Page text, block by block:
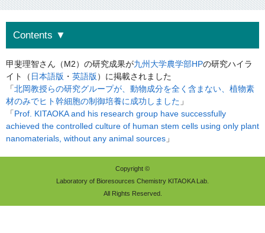
甲斐理智さん（M2）の研究成果が九州大学農学部HPの研究ハイラ
イト（ 日本語版 ・ 英語版）に掲載されました
「北岡教授らの研究グループが、動物成分を全く含まない、植物素
材のみでヒト幹細胞の制御培養に成功しました 」
「Prof. KITAOKA and his research group have successfully
achieved the controlled culture of human stem cells using only plant
nanomaterials, without any animal sources 」
Contents ▼
Copyright ©
Laboratory of Bioresources Chemistry KITAOKA Lab.
All Rights Reserved.